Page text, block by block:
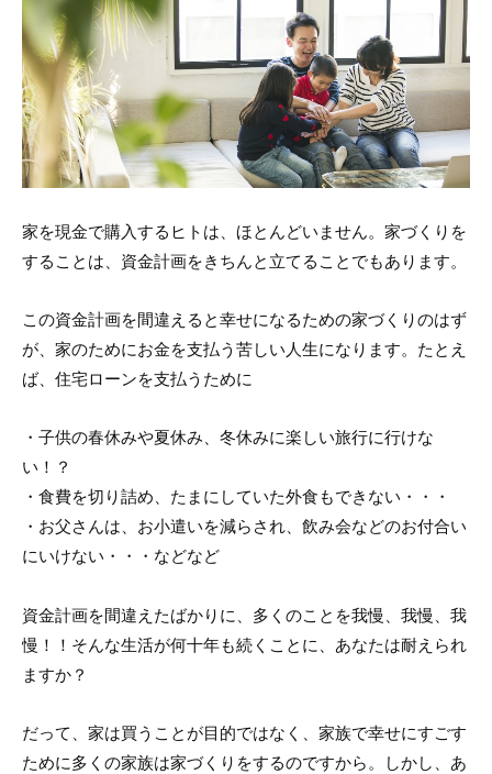
家を現金で購入するヒトは、ほとんどいません。家づくりを
することは、資金計画をきちんと立てることでもあります。
この資金計画を間違えると幸せになるための家づくりのはず
が、家のためにお金を支払う苦しい人生になります。たとえ
ば、住宅ローンを支払うために
・子供の春休みや夏休み、冬休みに楽しい旅行に行けな
い！？
・食費を切り詰め、たまにしていた外食もできない・・・
・お父さんは、お小遣いを減らされ、飲み会などのお付合い
にいけない・・・などなど
資金計画を間違えたばかりに、多くのことを我慢、我慢、我
慢！！そんな生活が何十年も続くことに、あなたは耐えられ
ますか？
だって、家は買うことが目的ではなく、家族で幸せにすごす
ために多くの家族は家づくりをするのですから。しかし、あ